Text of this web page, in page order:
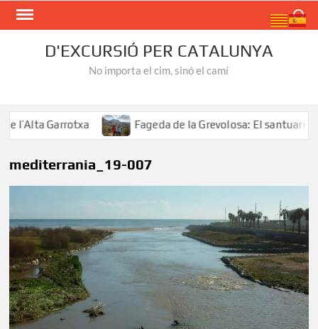
Skip
D'EXCURSIÓ PER CATALUNYA
No importa el cim, sinó el camí
Garrotxa Fageda de la Grevolosa: El santuari dels
mediterrania_19-007